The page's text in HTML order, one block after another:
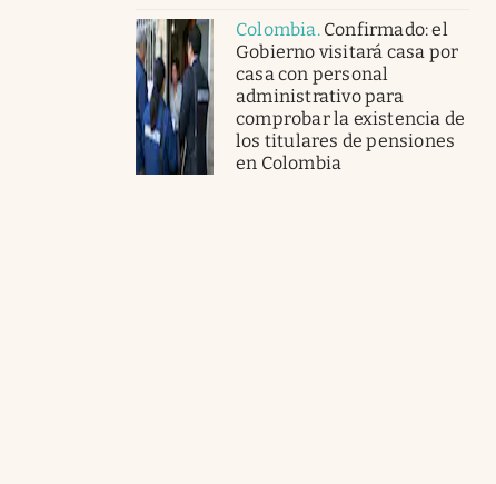
Colombia. Confirmado: el
Gobierno visitará casa por
casa con personal
administrativo para
comprobar la existencia de
los titulares de pensiones
en Colombia